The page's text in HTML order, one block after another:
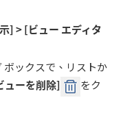
] > [ビュー エディタ
ボックスで、リストか
ューを削除]
をク